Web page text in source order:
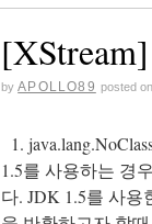
by APOLLO89 posted on
1.
1.5를 사용하는 경
다. JDK 1.5를 사용